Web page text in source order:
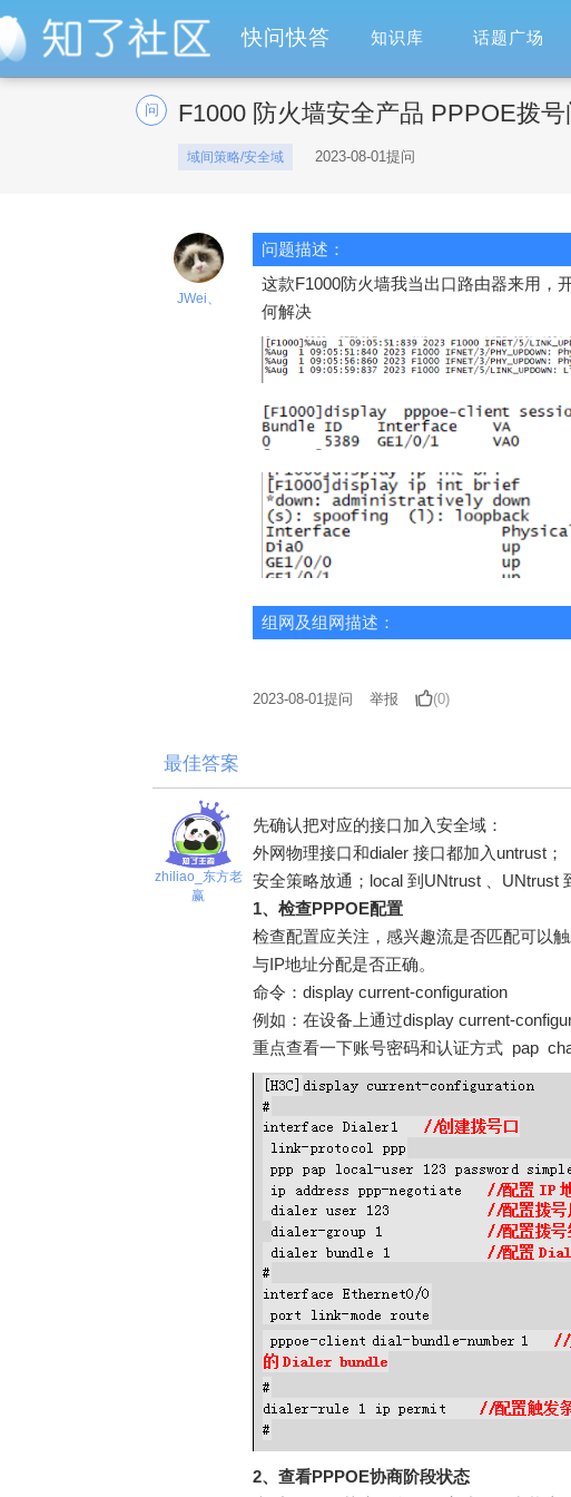
快问快答 知识库 话题广场
问 F1000 防火墙安全产品 PPPOE拨号
域间策略/安全域 2023-08-01提问
JWei、
问题描述：
这款F1000防火墙我当出口路由器来用，
何解决
组网及组网描述：
2023-08-01提问 举报 (0)
最佳答案
zhiliao_东方老
赢
先确认把对应的接口加入安全域：
外网物理接口和dialer 接口都加入untrust；
安全策略放通；local 到UNtrust 、UNtrust
1、检查PPPOE配置
检查配置应关注，感兴趣流是否匹配可以
与IP地址分配是否正确。
命令：display current-configuration
例如：在设备上通过display current-
重点查看一下账号密码和认证方式 pap
2、查看PPPOE协商阶段状态